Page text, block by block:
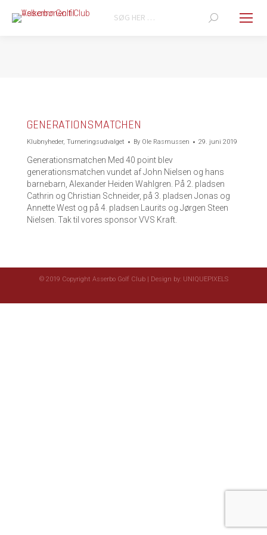
Search:
GENERATIONSMATCHEN
Klubnyheder, Turneringsudvalget By Ole Rasmussen 29. juni 2019
Generationsmatchen Med 40 point blev
generationsmatchen vundet af John Nielsen og hans
barnebarn, Alexander Heiden Wahlgren. På 2. pladsen
Cathrin og Christian Schneider, på 3. pladsen Jonas og
Annette West og på 4. pladsen Laurits og Jørgen Steen
Nielsen. Tak til vores sponsor VVS Kraft.
© 2019 Copyright Asserbo Golf Club | Design by: UNIQUEPIXELS